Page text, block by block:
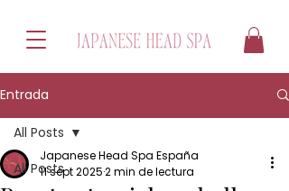
Entrada
All Posts
All Posts
Japanese Head Spa España
11 sept 20252 min de lectura